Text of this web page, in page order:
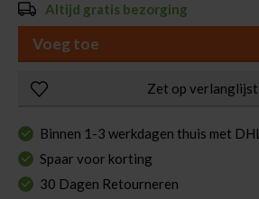
Altijd gratis bezorging
Voeg toe
Zet op verlanglijst
Binnen 1-3 werkdagen thuis met DHL
Spaar voor korting
30 Dagen Retourneren